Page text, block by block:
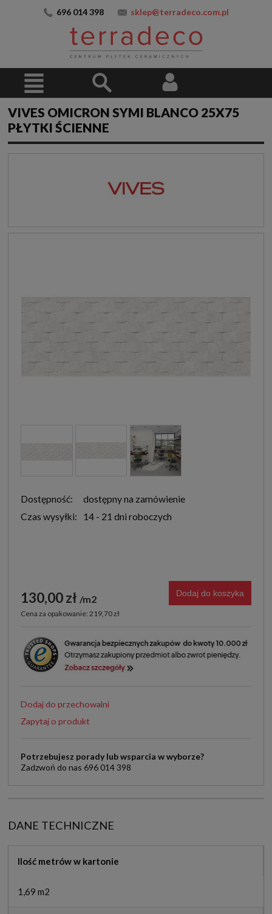
696 014 398 sklep@terradeco.com.pl
VIVES OMICRON SYMI BLANCO 25X75
PŁYTKI ŚCIENNE
Dostępność:
dostępny na zamówienie
Czas wysyłki:
14 - 21 dni roboczych
130,00 zł m2
Cena za opakowanie: 219,70 zł
Dodaj do koszyka
Dodaj do przechowalni
Zapytaj o produkt
Potrzebujesz porady lub wsparcia w wyborze?
Zadzwoń do nas 696 014 398
DANE TECHNICZNE
Ilość metrów w kartonie
1,69 m2